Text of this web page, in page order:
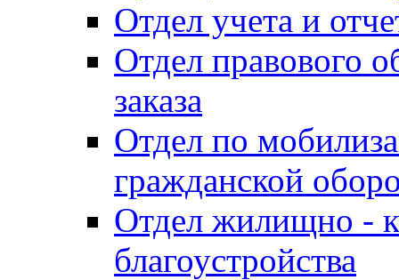
Отдел учета и
Отдел правового
заказа
Отдел по
гражданской
Отдел жилищно -
благоустройства